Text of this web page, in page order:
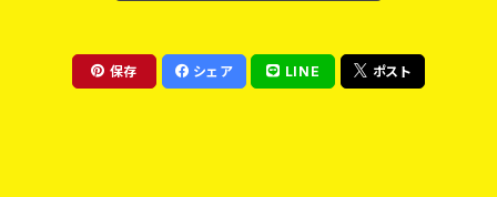
保存 シェア LINE ポスト